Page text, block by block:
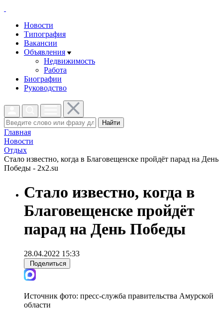
Новости
Типография
Вакансии
Объявления
Недвижимость
Работа
Биографии
Руководство
Найти
Главная
Новости
Отдых
Стало известно, когда в Благовещенске пройдёт парад на День
Победы - 2x2.su
Стало известно, когда в
Благовещенске пройдёт
парад на День Победы
28.04.2022 15:33
Поделиться
Источник фото: пресс-служба правительства Амурской
области